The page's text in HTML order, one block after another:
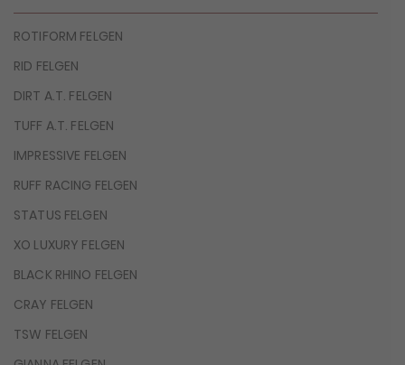
ROTIFORM FELGEN
RID FELGEN
DIRT A.T. FELGEN
TUFF A.T. FELGEN
IMPRESSIVE FELGEN
RUFF RACING FELGEN
STATUS FELGEN
XO LUXURY FELGEN
BLACK RHINO FELGEN
CRAY FELGEN
TSW FELGEN